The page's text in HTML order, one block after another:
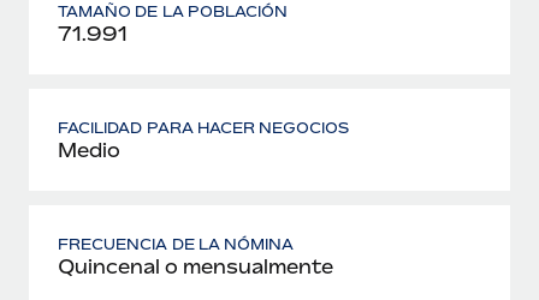
TAMAÑO DE LA POBLACIÓN
71.991
FACILIDAD PARA HACER NEGOCIOS
Medio
FRECUENCIA DE LA NÓMINA
Quincenal o mensualmente